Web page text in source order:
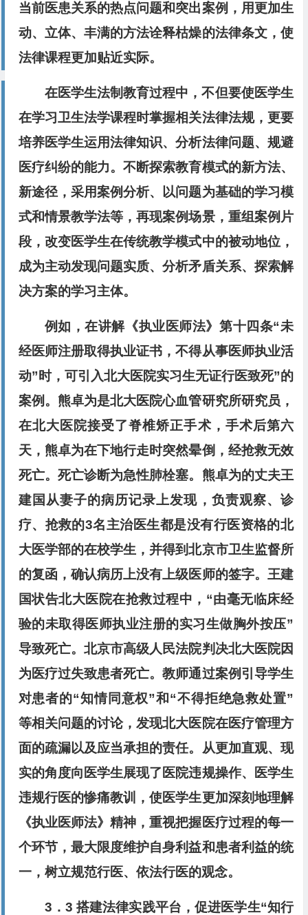
当前医患关系的热点问题和突出案例，用更加生
动、立体、丰满的方法诠释枯燥的法律条文，使
法律课程更加贴近实际。
在医学生法制教育过程中，不但要使医学生
在学习卫生法学课程时掌握相关法律法规，更要
培养医学生运用法律知识、分析法律问题、规避
医疗纠纷的能力。不断探索教育模式的新方法、
新途径，采用案例分析、以问题为基础的学习模
式和情景教学法等，再现案例场景，重组案例片
段，改变医学生在传统教学模式中的被动地位，
成为主动发现问题实质、分析矛盾关系、探索解
决方案的学习主体。
例如，在讲解《执业医师法》第十四条“未
经医师注册取得执业证书，不得从事医师执业活
动”时，可引入北大医院实习生无证行医致死”的
案例。熊卓为是北大医院心血管研究所研究员，
在北大医院接受了脊椎矫正手术，手术后第六
天，熊卓为在下地行走时突然晕倒，经抢救无效
死亡。死亡诊断为急性肺栓塞。熊卓为的丈夫王
建国从妻子的病历记录上发现，负责观察、诊
疗、抢救的3名主治医生都是没有行医资格的北
大医学部的在校学生，并得到北京市卫生监督所
的复函，确认病历上没有上级医师的签字。王建
国状告北大医院在抢救过程中，“由毫无临床经
验的未取得医师执业注册的实习生做胸外按压”
导致死亡。北京市高级人民法院判决北大医院因
为医疗过失致患者死亡。教师通过案例引导学生
对患者的“知情同意权”和“不得拒绝急救处置”
等相关问题的讨论，发现北大医院在医疗管理方
面的疏漏以及应当承担的责任。从更加直观、现
实的角度向医学生展现了医院违规操作、医学生
违规行医的惨痛教训，使医学生更加深刻地理解
《执业医师法》精神，重视把握医疗过程的每一
个环节，最大限度维护自身利益和患者利益的统
一，树立规范行医、依法行医的观念。
3．3 搭建法律实践平台，促进医学生“知行